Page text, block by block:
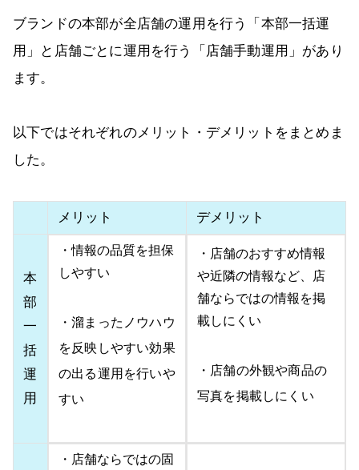
ブランドの本部が全店舗の運用を行う「本部一括運
用」と店舗ごとに運用を行う「店舗手動運用」があり
ます。
以下ではそれぞれのメリット・デメリットをまとめま
した。
メリット デメリット
本
部
一
括
運
用
・情報の品質を担保
しやすい
・溜まったノウハウ
を反映しやすい効果
の出る運用を行いや
すい
・店舗のおすすめ情報
や近隣の情報など、店
舗ならではの情報を掲
載しにくい
・店舗の外観や商品の
写真を掲載しにくい
・店舗ならではの固